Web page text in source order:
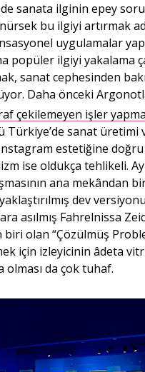
sanata ilginin epey
bu ilgiyi artırmak
uygulamalar
popüler ilgiyi yakalama
sanat cephesinden
Daha önceki
çekilemeyen işler
Türkiye’de sanat üretimi
estetiğine
ise oldukça tehlikeli.
ana mekândan
dev
asılmış Fahrelnissa
biri olan “Çözülmüş
için izleyicinin âdeta
da çok tuhaf.